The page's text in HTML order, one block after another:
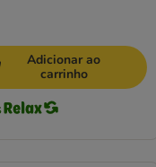
Adicionar ao
carrinho